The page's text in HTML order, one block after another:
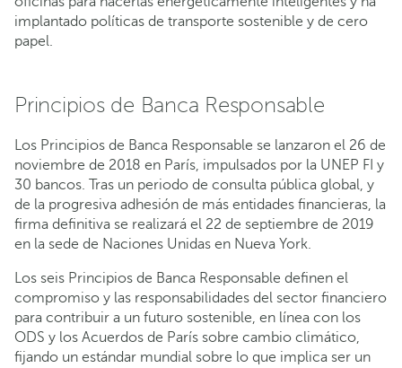
implantado políticas de transporte sostenible y de cero
papel.
Principios de Banca Responsable
Los Principios de Banca Responsable se lanzaron el 26 de
noviembre de 2018 en París, impulsados por la UNEP FI y
30 bancos. Tras un periodo de consulta pública global, y
de la progresiva adhesión de más entidades financieras, la
firma definitiva se realizará el 22 de septiembre de 2019
en la sede de Naciones Unidas en Nueva York.
Los seis Principios de Banca Responsable definen el
compromiso y las responsabilidades del sector financiero
para contribuir a un futuro sostenible, en línea con los
ODS y los Acuerdos de París sobre cambio climático,
fijando un estándar mundial sobre lo que implica ser un